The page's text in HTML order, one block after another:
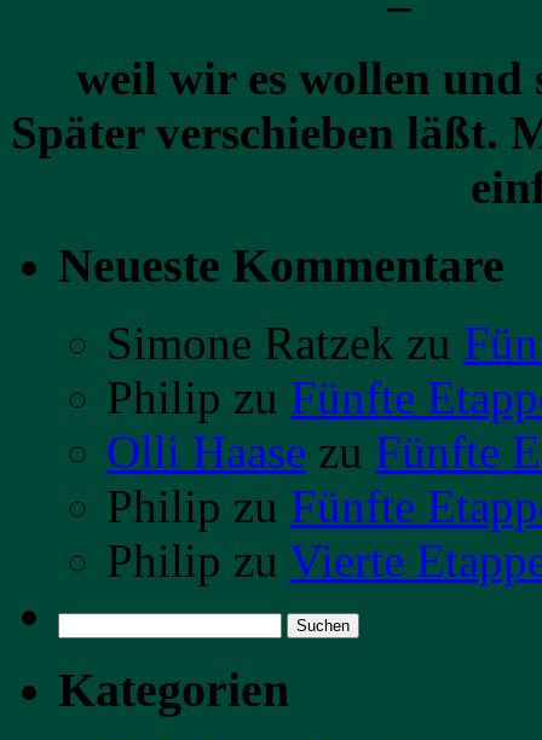
weil wir es wollen und
Später verschieben läßt.
Neueste Kommentare
Simone Ratzek zu
Philip zu Fünfte
Olli Haase zu Fünfte
Philip zu Fünfte
Philip zu Vierte
nach:
Kategorien